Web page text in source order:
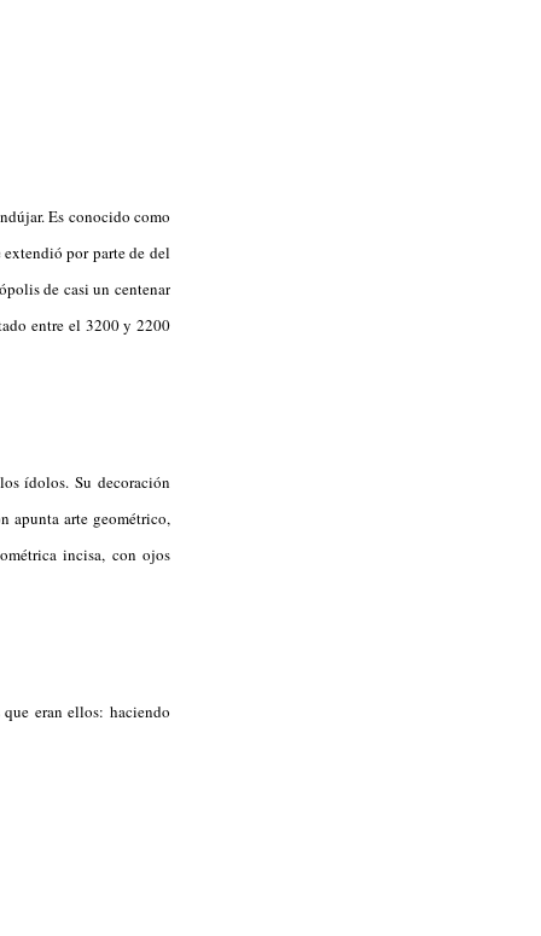
Es conocido como
por parte de del
de casi un centenar
entre el 3200 y 2200
ídolos. Su decoración
apunta arte geométrico,
incisa, con ojos
que eran ellos: haciendo